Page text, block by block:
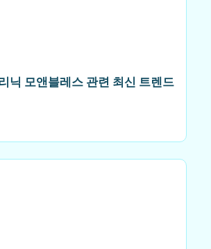
닉 모앤블레스 관련 최신 트렌드